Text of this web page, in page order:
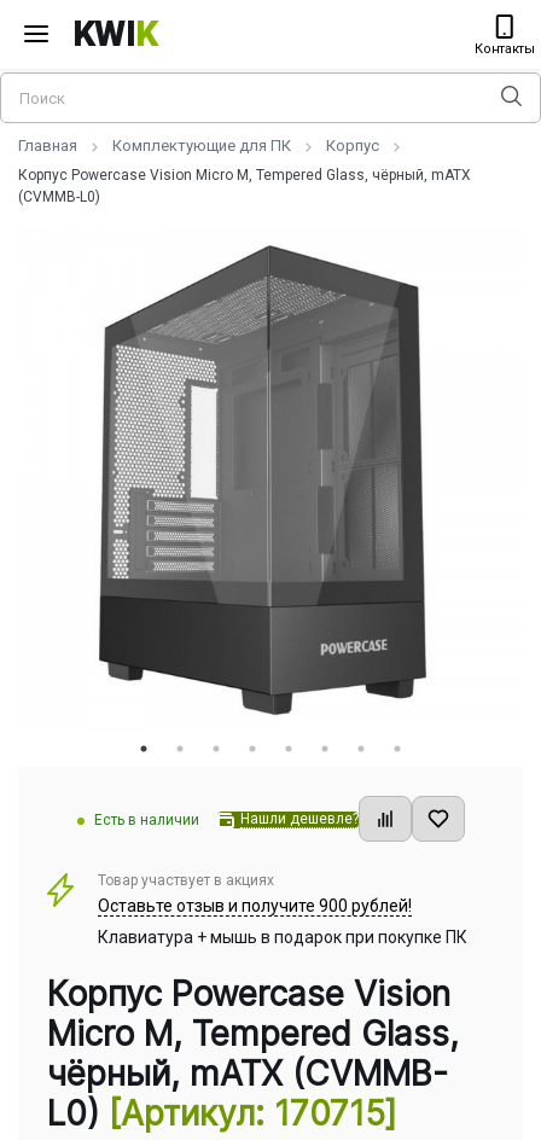
KWIK Контакты
Главная Комплектующие для ПК Корпус
Корпус Powercase Vision Micro M, Tempered Glass, чёрный, mATX
(CVMMB-L0)
Есть в наличии Нашли дешевле?
Товар участвует в акциях
Оставьте отзыв и получите 900 рублей!
Клавиатура + мышь в подарок при покупке ПК
Корпус Powercase Vision
Micro M, Tempered Glass,
чёрный, mATX (CVMMB-
L0) [Артикул: 170715]